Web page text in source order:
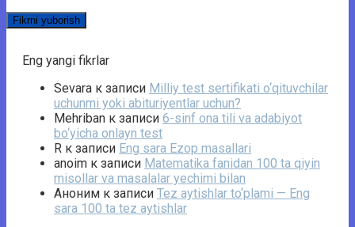
Eng yangi fikrlar
Sevara к записи Milliy test sertifikati o‘qituvchilar
uchunmi yoki abituriyentlar uchun?
Mehriban к записи 6-sinf ona tili va adabiyot
bo‘yicha onlayn test
R к записи Eng sara Ezop masallari
anoim к записи Matematika fanidan 100 ta qiyin
misollar va masalalar yechimi bilan
Аноним к записи Tez aytishlar to‘plami — Eng
sara 100 ta tez aytishlar